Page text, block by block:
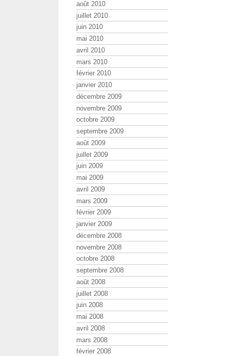
août 2010
juillet 2010
juin 2010
mai 2010
avril 2010
mars 2010
février 2010
janvier 2010
décembre 2009
novembre 2009
octobre 2009
septembre 2009
août 2009
juillet 2009
juin 2009
mai 2009
avril 2009
mars 2009
février 2009
janvier 2009
décembre 2008
novembre 2008
octobre 2008
septembre 2008
août 2008
juillet 2008
juin 2008
mai 2008
avril 2008
mars 2008
février 2008